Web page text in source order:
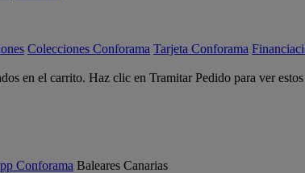
Colecciones Conforama Tarjeta Conforama
en el carrito. Haz clic en Tramitar Pedido para ver
Conforama Baleares Canarias